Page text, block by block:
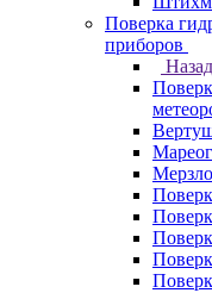
Поверка
приборов
Назад